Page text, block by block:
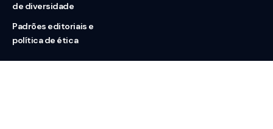
de diversidade
Padrões editoriais e
política de ética